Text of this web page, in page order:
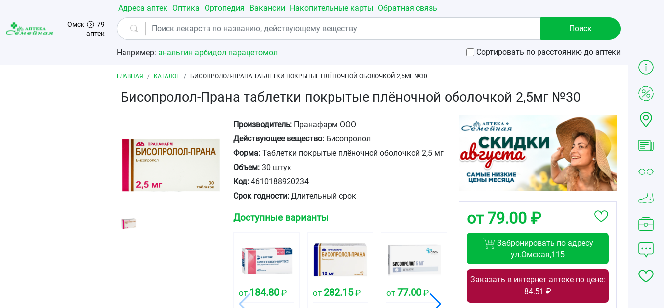
Перейти к основному содержанию
Омск
79
аптек
Адреса аптек Оптика Ортопедия Вакансии Накопительные карты Обратная связь
Например: анальгин арбидол парацетомол Сортировать по расстоянию до аптеки
Строка навигации
ГЛАВНАЯ КАТАЛОГ БИСОПРОЛОЛ-ПРАНА ТАБЛЕТКИ ПОКРЫТЫЕ ПЛЁНОЧНОЙ ОБОЛОЧКОЙ 2,5МГ №30
Бисопролол-Прана таблетки покрытые плёночной оболочкой 2,5мг №30
Производитель: Пранафарм ООО
Действующее вещество: Бисопролол
Форма: Таблетки покрытые плёночной оболочкой 2,5 мг
Объем: 30 штук
Код: 4610188920234
Срок годности: Длительный срок
Доступные варианты
от184.80 ₽ от 282.15₽ от77.00 ₽ от 136.17
от 79.00 ₽
Забронировать по адресу
ул.Омская,115
Заказать в интернет аптеке по цене:
84.51 ₽